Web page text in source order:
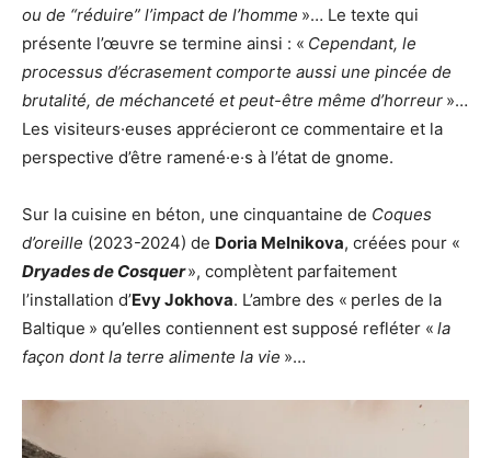
ou de “réduire” l’impact de l’homme »… Le texte qui
présente l’œuvre se termine ainsi : « Cependant, le
processus d’écrasement comporte aussi une pincée de
brutalité, de méchanceté et peut-être même d’horreur »…
Les visiteurs·euses apprécieront ce commentaire et la
perspective d’être ramené·e·s à l’état de gnome.
Sur la cuisine en béton, une cinquantaine de Coques
d’oreille (2023-2024) de Doria Melnikova, créées pour «
Dryades de Cosquer», complètent parfaitement
l’installation d’Evy Jokhova. L’ambre des « perles de la
Baltique » qu’elles contiennent est supposé refléter « la
façon dont la terre alimente la vie »…